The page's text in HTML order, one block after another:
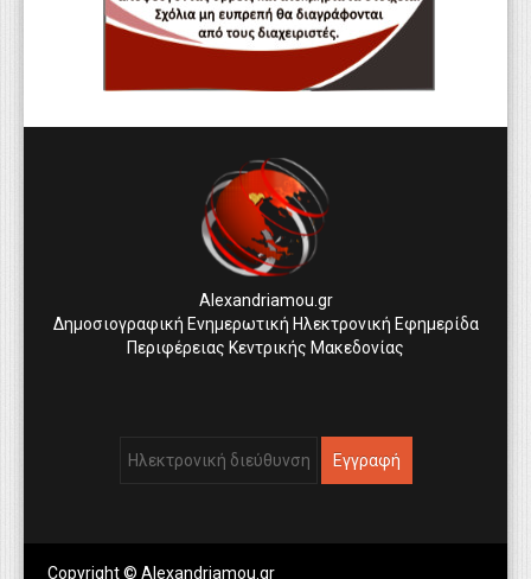
Alexandriamou.gr
Δημοσιογραφική Ενημερωτική Ηλεκτρονική Εφημερίδα
Περιφέρειας Κεντρικής Μακεδονίας
Copyright © Alexandriamou.gr